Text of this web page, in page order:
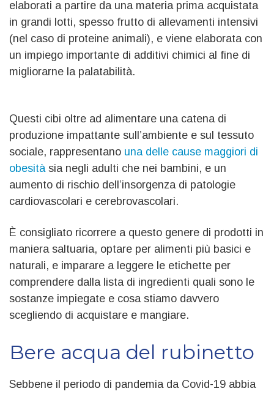
elaborati a partire da una materia prima acquistata
in grandi lotti, spesso frutto di allevamenti intensivi
(nel caso di proteine animali), e viene elaborata con
un impiego importante di additivi chimici al fine di
migliorarne la palatabilità.
Questi cibi oltre ad alimentare una catena di
produzione impattante sull’ambiente e sul tessuto
sociale, rappresentano una delle cause maggiori di
obesitàsia negli adulti che nei bambini, e un
aumento di rischio dell’insorgenza di patologie
cardiovascolari e cerebrovascolari.
È consigliato ricorrere a questo genere di prodotti in
maniera saltuaria, optare per alimenti più basici e
naturali, e imparare a leggere le etichette per
comprendere dalla lista di ingredienti quali sono le
sostanze impiegate e cosa stiamo davvero
scegliendo di acquistare e mangiare.
Bere acqua del rubinetto
Sebbene il periodo di pandemia da Covid-19 abbia